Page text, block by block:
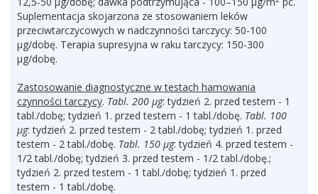
Suplementacja skojarzona ze stosowaniem leków
przeciwtarczycowych w nadczynności tarczycy: 50-100
µg/dobę. Terapia supresyjna w raku tarczycy: 150-300
µg/dobę.
Zastosowanie diagnostyczne w testach hamowania
czynności tarczycy. Tabl. 200 µg: tydzień 2. przed testem - 1
tabl./dobę; tydzień 1. przed testem - 1 tabl./dobę. Tabl. 100
µg: tydzień 2. przed testem - 2 tabl./dobę; tydzień 1. przed
testem - 2 tabl./dobę. Tabl. 150 µg: tydzień 4. przed testem -
1/2 tabl./dobę; tydzień 3. przed testem - 1/2 tabl./dobę.;
tydzień 2. przed testem - 1 tabl./dobę; tydzień 1. przed
testem - 1 tabl./dobę.